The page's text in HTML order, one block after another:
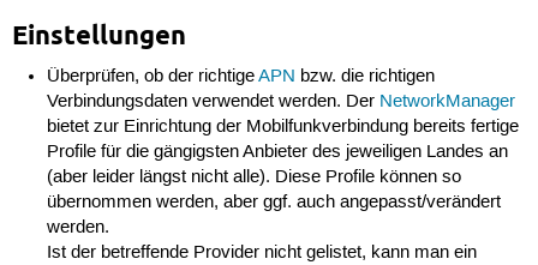
Einstellungen
Überprüfen, ob der richtigeAPN bzw. die richtigen
Verbindungsdaten verwendet werden. Der NetworkManager
bietet zur Einrichtung der Mobilfunkverbindung bereits fertige
Profile für die gängigsten Anbieter des jeweiligen Landes an
(aber leider längst nicht alle). Diese Profile können so
übernommen werden, aber ggf. auch angepasst/verändert
werden.
Ist der betreffende Provider nicht gelistet, kann man ein